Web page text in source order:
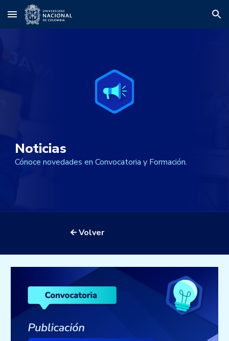
Skip to main content Skip to navigation
Noticias
Cónoce novedades en Convocatoria y Formación.
🡨 Volver